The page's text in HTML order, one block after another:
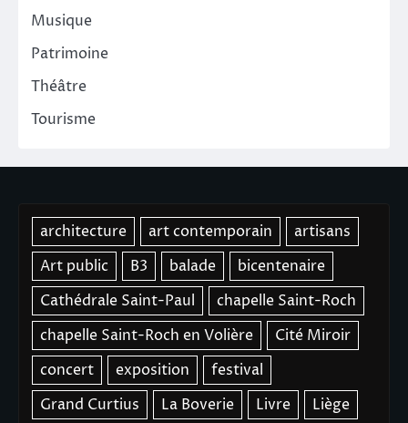
Musique
Patrimoine
Théâtre
Tourisme